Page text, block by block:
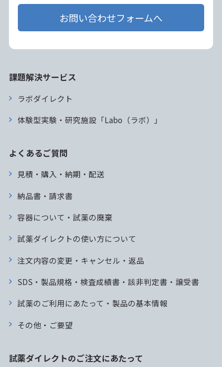
お問い合わせフォームへ
課題解決サービス
ラボダイレクト
体験型実験・研究施設「Labo（ラボ）」
よくあるご質問
見積・購入・納期・配送
納品書・請求書
容器について・試薬の廃棄
試薬ダイレクトの使い方について
注文内容の変更・キャンセル・返品
SDS・製品規格・検査成績書・該非判定書・譲受書
試薬のご利用にあたって・製品の基本情報
その他・ご要望
試薬ダイレクトのご注文にあたって